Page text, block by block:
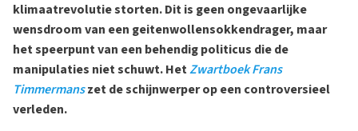
klimaatrevolutie storten. Dit is geen ongevaarlijke
wensdroom van een geitenwollensokkendrager, maar
het speerpunt van een behendig politicus die de
manipulaties niet schuwt. HetZwartboek Frans
Timmermanszet de schijnwerper op een controversieel
verleden.